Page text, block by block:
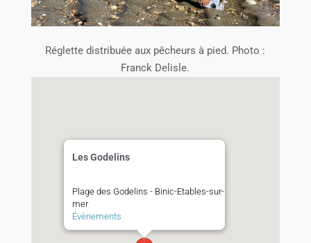
Réglette distribuée aux pêcheurs à pied. Photo :
Franck Delisle.
Les Godelins
Plage des Godelins - Binic-Etables-sur-
mer
Évènements